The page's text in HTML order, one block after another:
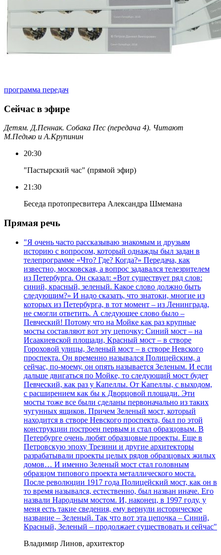
программа передач
Сейчас в эфире
Детям. Д.Пеннак. Собака Пес (передача 4). Читают
М.Педько и А.Крупинин
20:30
"Пастырский час" (прямой эфир)
21:30
Беседа протопресвитера Александра Шмемана
Прямая речь
"Я очень часто рассказываю знакомым и друзьям
историю с вопросом, который однажды был задан в
телепрограмме «Что? Где? Когда?» Передача, как
известно, московская, а вопрос задавался телезрителем
из Петербурга. Он сказал: «Вот существует ряд слов:
синий, красный, зеленый. Какое слово должно быть
следующим?» И надо сказать, что знатоки, многие из
которых из Петербурга, в тот момент – из Ленинграда,
не смогли ответить. А следующее слово было –
Певческий! Потому что на Мойке как раз крупные
мосты составляют вот эту цепочку: Синий мост – на
Исаакиевской площади, Красный мост – в створе
Гороховой улицы, Зеленый мост – в створе Невского
проспекта. Он временно назывался Полицейским, а
сейчас, по-моему, он опять называется Зеленым. И если
дальше двигаться по Мойке, то следующий мост будет
Певческий, как раз у Капеллы. От Капеллы, с выходом,
с расширением как бы к Дворцовой площади. Эти
мосты тоже все были сделаны первоначально из таких
чугунных ящиков. Причем Зеленый мост, который
находится в створе Невского проспекта, был по этой
конструкции построен первым и стал образцовым. В
Петербурге очень любят образцовые проекты. Еще в
Петровскую эпоху Трезини и другие архитекторы
разрабатывали проекты целых рядов образцовых жилых
домов… И именно Зеленый мост стал головным
образцом типового проекта металлического моста.
После революции 1917 года Полицейский мост, как он в
то время назывался, естественно, был назван иначе. Его
назвали Народным мостом. И, наконец, в 1997 году, у
меня есть такие сведения, ему вернули историческое
название – Зеленый. Так что вот эта цепочка – Синий,
Красный, Зеленый – продолжает существовать и сейчас"
Владимир Линов, архитектор